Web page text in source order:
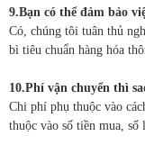
9.Bạn có thể đảm bảo
Có, chúng tôi tuân thủ
bì tiêu chuẩn hàng hóa
10.Phí vận chuyển thì
Chi phí phụ thuộc vào
thuộc vào số tiền mua,